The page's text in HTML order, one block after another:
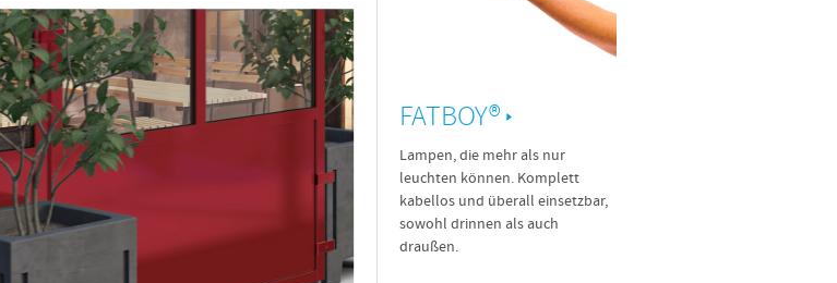
FATBOY®
Lampen, die mehr als nur
leuchten können. Komplett
kabellos und überall einsetzbar,
sowohl drinnen als auch
draußen.